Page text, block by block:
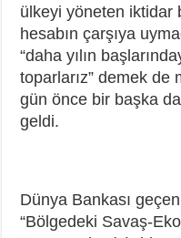
ülkeyi yöneten iktidar
hesabın çarşıya
“daha yılın
toparlarız” demek
gün önce bir başka
geldi.
Dünya Bankası
“Bölgedeki Savaş-